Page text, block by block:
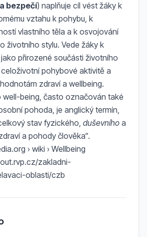
bezpečí) naplňuje cíl vést žáky k
vztahu k pohybu, k
vlastního těla a k osvojování
životního stylu. Vede žáky k
přirozené součásti životního
pohybové aktivitě a
zdraví a wellbeing.
well-being, často označován také
pohoda, je anglický termín,
stav fyzického, duševního a
a pohody člověka“.
› wiki › Wellbeing
zakladni-
oblasti/czb